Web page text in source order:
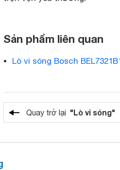
Sản phẩm liên quan
Lò vi sóng Bosch
Quay trở lại "Lò vi sóng"